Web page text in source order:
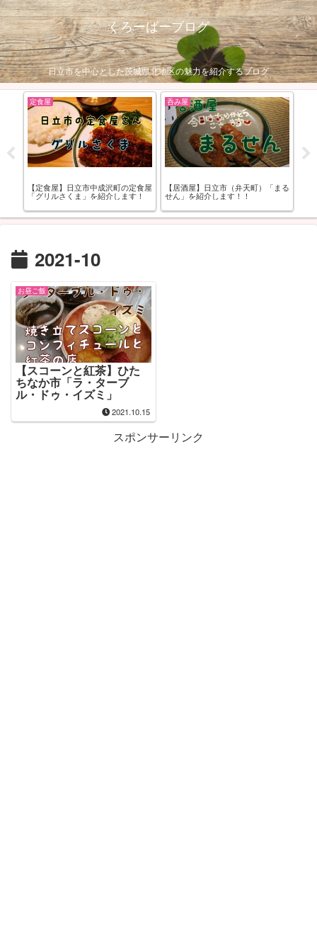
くろーばーブログ
日立市を中心とした茨城県北地区の魅力を紹介するブログ
定食屋
【定食屋】日立市中成沢町の定食屋
「グリルさくま」を紹介します！
呑み屋
【居酒屋】日立市（弁天町）「まる
せん」を紹介します！！
2021-10
お昼ご飯
【スコーンと紅茶】ひた
ちなか市「ラ・ターブ
ル・ドゥ・イズミ」
2021.10.15
スポンサーリンク